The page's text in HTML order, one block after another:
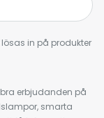
lösas in på produkter
erbjudanden på
smarta